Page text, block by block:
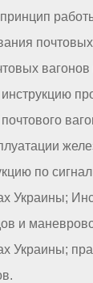
по
Украины;
и
Украины;